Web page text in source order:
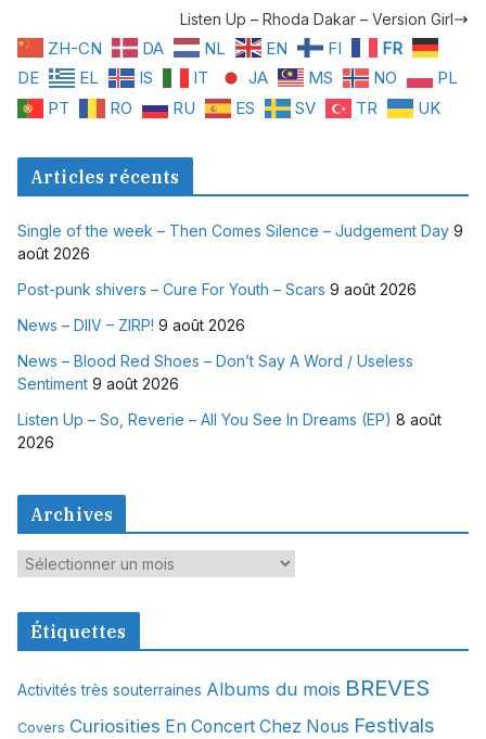
Listen Up – Rhoda Dakar – Version Girl
ZH-CN DA NL EN FI
FR
DE
EL IS IT JA MS NO
PL
PT
RO RU ES SV TR UK
Articles récents
Single of the week – Then Comes Silence – Judgement Day 9
août 2026
Post-punk shivers – Cure For Youth – Scars 9 août 2026
News – DIIV – ZIRP! 9 août 2026
News – Blood Red Shoes – Don’t Say A Word / Useless
Sentiment 9 août 2026
Listen Up – So, Reverie – All You See In Dreams (EP) 8 août
2026
Archives
A
c
v
e
Étiquettes
Activités très souterraines Albums du mois BREVES
Covers Curiosities En Concert Chez Nous Festivals